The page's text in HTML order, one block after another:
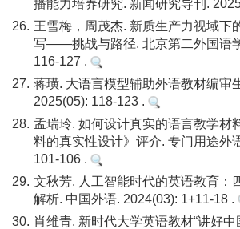
播能力培养研究. 新闻研究导刊.
26. 王雪梅，周茂杰. 新质生产力视域下
写——挑战与路径. 北京第二外国语
116-127 .
27. 蒋璜. 大语言模型辅助外语教材编审
2025(05): 118-123 .
28. 孟瑞玲. 如何设计真实的语言教学材
料的真实性设计》评介. 专门用途外
101-106 .
29. 文秋芳. 人工智能时代的英语教育：
解析. 中国外语. 2024(03): 1+11-18 .
30. 肖维青. 新时代大学英语教材“讲好